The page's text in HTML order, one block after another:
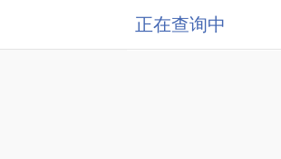
正在查询中